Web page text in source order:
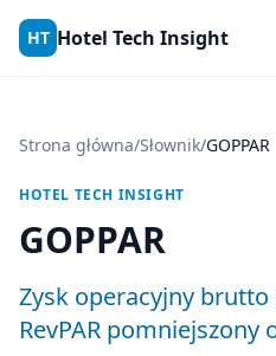
Skip to content
HT Hotel Tech Insight
Strona główna/Słownik/GOPPAR
HOTEL TECH INSIGHT
GOPPAR
Zysk operacyjny
RevPAR pomniejszony